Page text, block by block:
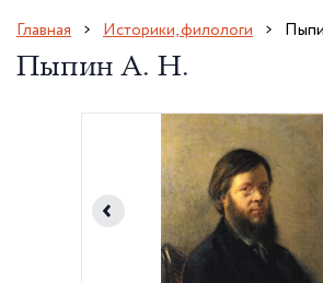
Главная Историки, филологи
Пыпин А. Н.